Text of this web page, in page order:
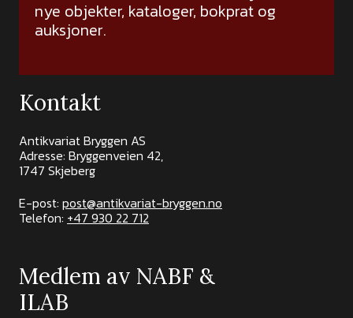
nye objekter, kataloger, bokprat og
auksjoner.
Kontakt
Antikvariat Bryggen AS
Adresse: Bryggenveien 42,
1747 Skjeberg
E-post: post@antikvariat-bryggen.no
Telefon: +47 930 22 712
Medlem av NABF &
ILAB